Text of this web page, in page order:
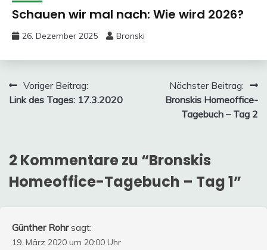
Schauen wir mal nach: Wie wird 2026?
26. Dezember 2025 Bronski
Beitragsnavigation
Voriger Beitrag:
Link des Tages: 17.3.2020
Nächster Beitrag:
Bronskis Homeoffice-
Tagebuch – Tag 2
2 Kommentare zu “Bronskis
Homeoffice-Tagebuch – Tag 1”
Günther Rohr sagt:
19. März 2020 um 20:00 Uhr